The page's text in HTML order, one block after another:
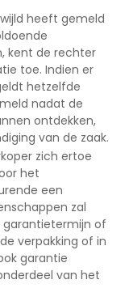
heeft gemeld
kent de rechter
toe. Indien er
hetzelfde
nadat de
ontdekken,
van de zaak.
zich ertoe
het
een
zal
garantietermijn of
verpakking of in
garantie
van het